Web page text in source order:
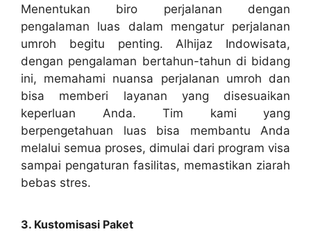
Menentukan biro perjalanan dengan
pengalaman luas dalam mengatur perjalanan
umroh begitu penting. Alhijaz Indowisata,
dengan pengalaman bertahun-tahun di bidang
ini, memahami nuansa perjalanan umroh dan
bisa memberi layanan yang disesuaikan
keperluan Anda. Tim kami yang
berpengetahuan luas bisa membantu Anda
melalui semua proses, dimulai dari program visa
sampai pengaturan fasilitas, memastikan ziarah
bebas stres.
3. Kustomisasi Paket